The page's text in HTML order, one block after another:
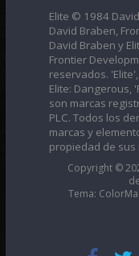
Elite © 1984
David Braben,
David Braben y
Frontier
reservados.
Elite: Dangerous,
son marcas
PLC. Todos los
marcas y
propiedad de sus
Copyright ©
Tema: